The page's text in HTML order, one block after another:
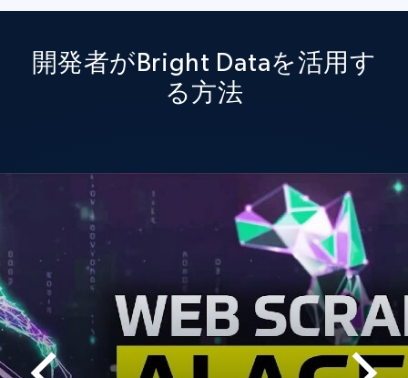
開発者がBright Dataを活用す
る方法